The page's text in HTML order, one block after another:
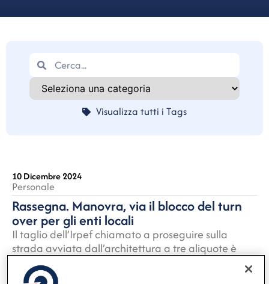
Visualizza tutti i Tags
10 Dicembre 2024
Personale
Rassegna. Manovra, via il blocco del turn
over per gli enti locali
Il taglio dell’Irpef chiamato a proseguire sulla
strada avviata dall’architettura a tre aliquote è
ufficialmente rimandato a data da destinarsi,
quando lo permetterà il “consolidamento dei